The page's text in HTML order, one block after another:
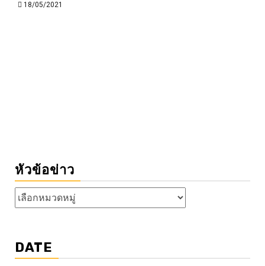
18/05/2021
หัวข้อข่าว
หัวข้อ
ข่าว
DATE